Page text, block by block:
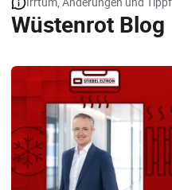
Wüstenrot Blog